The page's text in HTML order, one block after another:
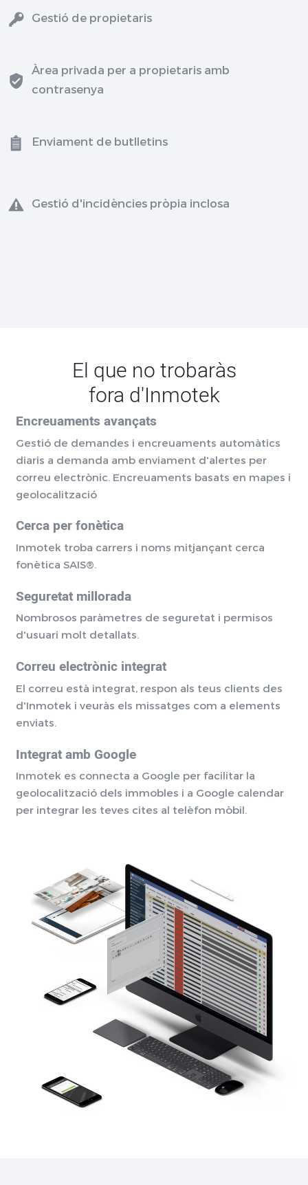
Gestió de propietaris
Àrea privada per a propietaris amb
contrasenya
Enviament de butlletins
Gestió d'incidències pròpia inclosa
El que no trobaràs
fora d'Inmotek
Encreuaments avançats
Gestió de demandes i encreuaments automàtics
diaris a demanda amb enviament d'alertes per
correu electrònic. Encreuaments basats en mapes i
geolocalització
Cerca per fonètica
Inmotek troba carrers i noms mitjançant cerca
fonètica SAIS®.
Seguretat millorada
Nombrosos paràmetres de seguretat i permisos
d'usuari molt detallats.
Correu electrònic integrat
El correu està integrat, respon als teus clients des
d'Inmotek i veuràs els missatges com a elements
enviats.
Integrat amb Google
Inmotek es connecta a Google per facilitar la
geolocalització dels immobles i a Google calendar
per integrar les teves cites al telèfon mòbil.